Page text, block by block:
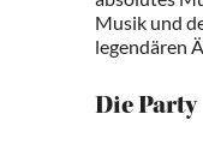
Musik und
legendären
Die Party